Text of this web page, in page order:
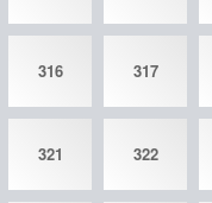
316 317
321 322